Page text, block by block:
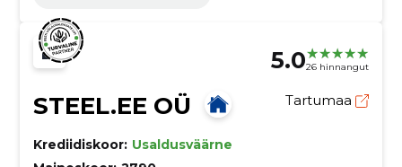
5.026 hinnangut
STEEL.EE OÜ Tartumaa
Krediidiskoor: Usaldusväärne